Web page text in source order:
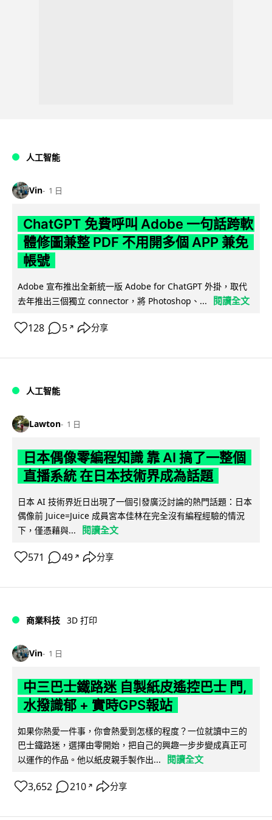
人工智能
Vin 1 日
ChatGPT 免費呼叫 Adobe 一句話跨軟
體修圖兼整 PDF 不用開多個 APP 兼免
帳號
Adobe 宣布推出全新統一版 Adobe for ChatGPT 外掛，取代
去年推出三個獨立 connector，將 Photoshop、...
閱讀全文
128 5 ↗ 分享
人工智能
Lawton 1 日
日本偶像零編程知識 靠 AI 搞了一整個
直播系統 在日本技術界成為話題
日本 AI 技術界近日出現了一個引發廣泛討論的熱門話題：日本
偶像前 Juice=Juice 成員宮本佳林在完全沒有編程經驗的情況
下，僅憑藉與...
閱讀全文
571 49 ↗ 分享
商業科技 3D 打印
Vin 1 日
中三巴士鐵路迷 自製紙皮遙控巴士 門,
水撥識郁 + 實時GPS報站
如果你熱愛一件事，你會熱愛到怎樣的程度？一位就讀中三的
巴士鐵路迷，選擇由零開始，把自己的興趣一步步變成真正可
以運作的作品。他以紙皮親手製作出...
閱讀全文
3,652 210 ↗ 分享